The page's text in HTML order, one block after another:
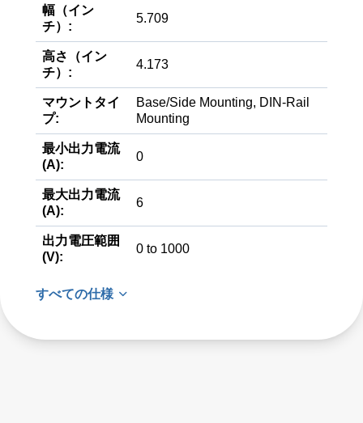
幅（イン
チ）:
5.709
高さ（イン
チ）:
4.173
マウントタイ
プ:
Base/Side Mounting, DIN-Rail
Mounting
最小出力電流
(A):
0
最大出力電流
(A):
6
出力電圧範囲
(V):
0 to 1000
すべての仕様